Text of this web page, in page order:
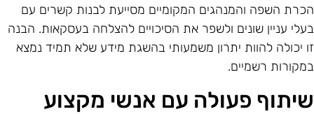
השפה והמנהגים המקומיים מסייעת לבנות קשרים עם
עניין שונים ולשפר את הסיכויים להצלחה בעסקאות. הבנה
יכולה להוות יתרון משמעותי בהשגת מידע שלא תמיד נמצא
רשמיים.
פעולה עם אנשי מקצוע